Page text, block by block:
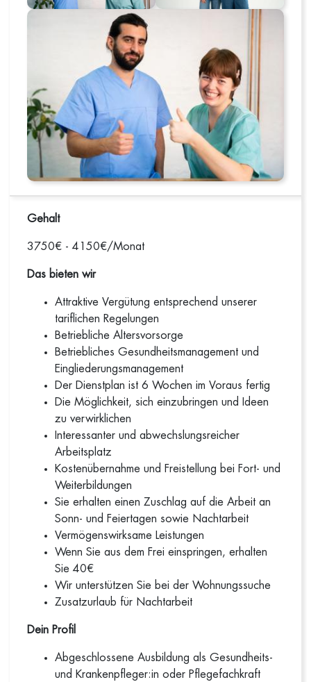
Gehalt
3750€ - 4150€/Monat
Das bieten wir
Attraktive Vergütung entsprechend unserer
tariflichen Regelungen
Betriebliche Altersvorsorge
Betriebliches Gesundheitsmanagement und
Eingliederungsmanagement
Der Dienstplan ist 6 Wochen im Voraus fertig
Die Möglichkeit, sich einzubringen und Ideen
zu verwirklichen
Interessanter und abwechslungsreicher
Arbeitsplatz
Kostenübernahme und Freistellung bei Fort- und
Weiterbildungen
Sie erhalten einen Zuschlag auf die Arbeit an
Sonn- und Feiertagen sowie Nachtarbeit
Vermögenswirksame Leistungen
Wenn Sie aus dem Frei einspringen, erhalten
Sie 40€
Wir unterstützen Sie bei der Wohnungssuche
Zusatzurlaub für Nachtarbeit
Dein Profil
Abgeschlossene Ausbildung als Gesundheits-
und Krankenpfleger:in oder Pflegefachkraft